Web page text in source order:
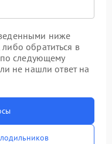
ниже
обратиться в
следующему
не нашли ответ на